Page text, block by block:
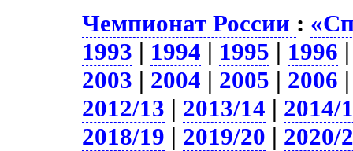
Чемпионат России :
1993 | 1994 | 1995 | 1996
2003 | 2004 | 2005 | 2006
2012/13 | 2013/14 | 2014/
2018/19 | 2019/20 | 2020/